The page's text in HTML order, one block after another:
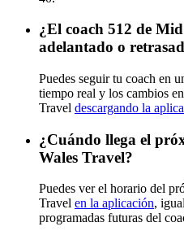
¿El coach 512 de
adelantado o
Puedes seguir tu coach en
tiempo real y los cambios
Travel descargando la
¿Cuándo llega el
Wales Travel?
Puedes ver el horario del
Travel en la aplicación,
programadas futuras del